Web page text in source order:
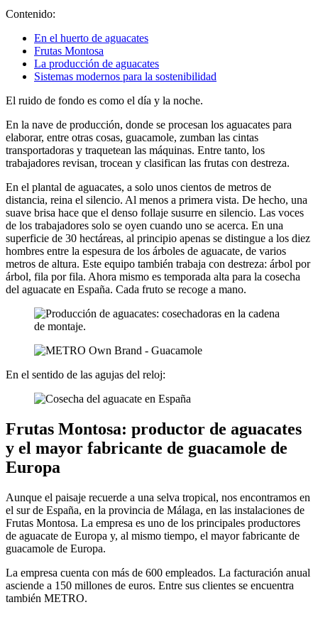
Contenido:
En el huerto de aguacates
Frutas Montosa
La producción de aguacates
Sistemas modernos para la sostenibilidad
El ruido de fondo es como el día y la noche.
En la nave de producción, donde se procesan los aguacates para
elaborar, entre otras cosas, guacamole, zumban las cintas
transportadoras y traquetean las máquinas. Entre tanto, los
trabajadores revisan, trocean y clasifican las frutas con destreza.
En el plantal de aguacates, a solo unos cientos de metros de
distancia, reina el silencio. Al menos a primera vista. De hecho, una
suave brisa hace que el denso follaje susurre en silencio. Las voces
de los trabajadores solo se oyen cuando uno se acerca. En una
superficie de 30 hectáreas, al principio apenas se distingue a los diez
hombres entre la espesura de los árboles de aguacate, de varios
metros de altura. Este equipo también trabaja con destreza: árbol por
árbol, fila por fila. Ahora mismo es temporada alta para la cosecha
del aguacate en España. Cada fruto se recoge a mano.
En el sentido de las agujas del reloj:
Frutas Montosa: productor de aguacates
y el mayor fabricante de guacamole de
Europa
Aunque el paisaje recuerde a una selva tropical, nos encontramos en
el sur de España, en la provincia de Málaga, en las instalaciones de
Frutas Montosa. La empresa es uno de los principales productores
de aguacate de Europa y, al mismo tiempo, el mayor fabricante de
guacamole de Europa.
La empresa cuenta con más de 600 empleados. La facturación anual
asciende a 150 millones de euros. Entre sus clientes se encuentra
también METRO.